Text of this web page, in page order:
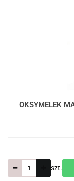
OKSYMELEK
szt.